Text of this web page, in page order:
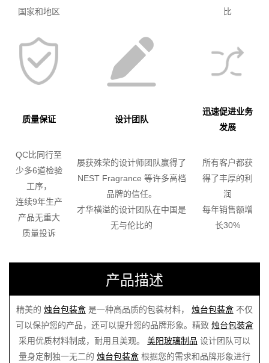
国家和地区
比
质量保证 设计团队
迅速促进业务
发展
QC比同行至
少多6道检验
工序，
连续9年生产
产品无重大
质量投诉
屡获殊荣的设计师团队赢得了
NEST Fragrance 等许多高档
品牌的信任。
才华横溢的设计团队在中国是
无与伦比的
所有客户都获
得了丰厚的利
润
每年销售额增
长30%
产品描述
精美的 烛台包装盒 是一种高品质的包装材料， 烛台包装盒 不仅
可以保护您的产品，还可以提升您的品牌形象。精致 烛台包装盒
采用优质材料制成，耐用且美观。 美阳玻璃制品 设计团队可以
量身定制独一无二的 烛台包装盒 根据您的需求和品牌形象进行